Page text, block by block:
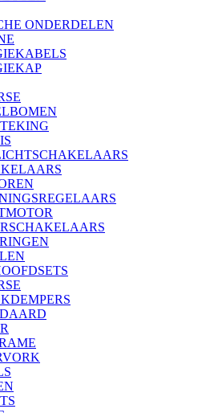
ONDERDELEN